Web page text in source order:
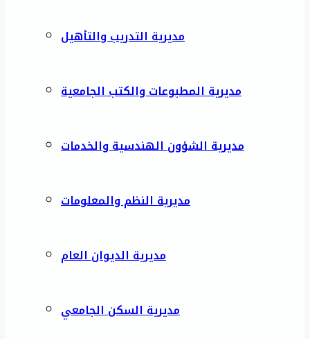
مديرية التدريب والتأهيل
مديرية المطبوعات والكتب الجامعية
مديرية الشؤون الهندسية والخدمات
مديرية النظم والمعلومات
مديرية الديوان العام
مديرية السكن الجامعي